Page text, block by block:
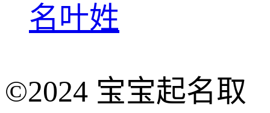
名叶姓
©2024 宝宝起名取